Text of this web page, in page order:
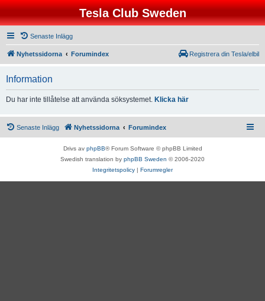
Tesla Club Sweden
Senaste Inlägg
Nyhetssidorna Forumindex Registrera din Tesla/elbil
Information
Du har inte tillåtelse att använda söksystemet. Klicka här
Senaste Inlägg Nyhetssidorna Forumindex
Drivs av phpBB® Forum Software © phpBB Limited
Swedish translation by phpBB Sweden © 2006-2020
Integritetspolicy | Forumregler